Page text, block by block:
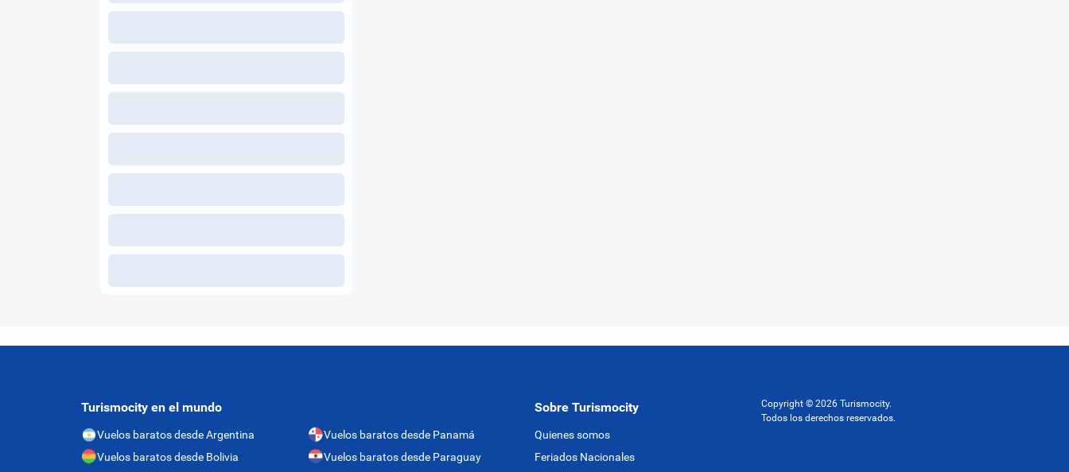
Turismocity en el mundo
Vuelos baratos desde Argentina
Vuelos baratos desde Bolivia
Vuelos baratos desde Panamá
Vuelos baratos desde Paraguay
Sobre Turismocity
Quienes somos
Feriados Nacionales
Copyright © 2026 Turismocity.
Todos los derechos reservados.